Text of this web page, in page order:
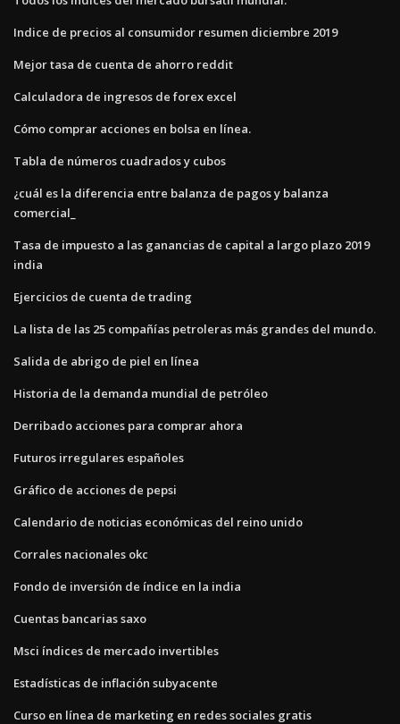
Indice de precios al consumidor resumen diciembre 2019
Mejor tasa de cuenta de ahorro reddit
Calculadora de ingresos de forex excel
Cómo comprar acciones en bolsa en línea.
Tabla de números cuadrados y cubos
¿cuál es la diferencia entre balanza de pagos y balanza
comercial_
Tasa de impuesto a las ganancias de capital a largo plazo 2019
india
Ejercicios de cuenta de trading
La lista de las 25 compañías petroleras más grandes del mundo.
Salida de abrigo de piel en línea
Historia de la demanda mundial de petróleo
Derribado acciones para comprar ahora
Futuros irregulares españoles
Gráfico de acciones de pepsi
Calendario de noticias económicas del reino unido
Corrales nacionales okc
Fondo de inversión de índice en la india
Cuentas bancarias saxo
Msci índices de mercado invertibles
Estadísticas de inflación subyacente
Curso en línea de marketing en redes sociales gratis